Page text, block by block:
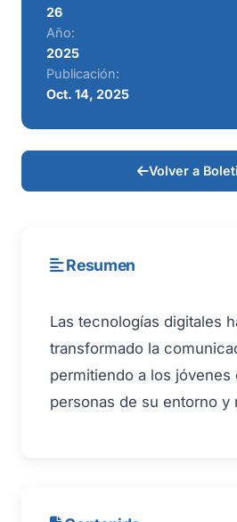
Resumen
Las tecnologías digitales
transformado la
permitiendo a los
personas de su entorno y
26
Año:
2025
Publicación:
Oct. 14, 2025
Volver a